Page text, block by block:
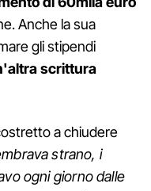
Anche la sua
gli stipendi
scrittura
a chiudere
strano, i
ogni giorno dalle